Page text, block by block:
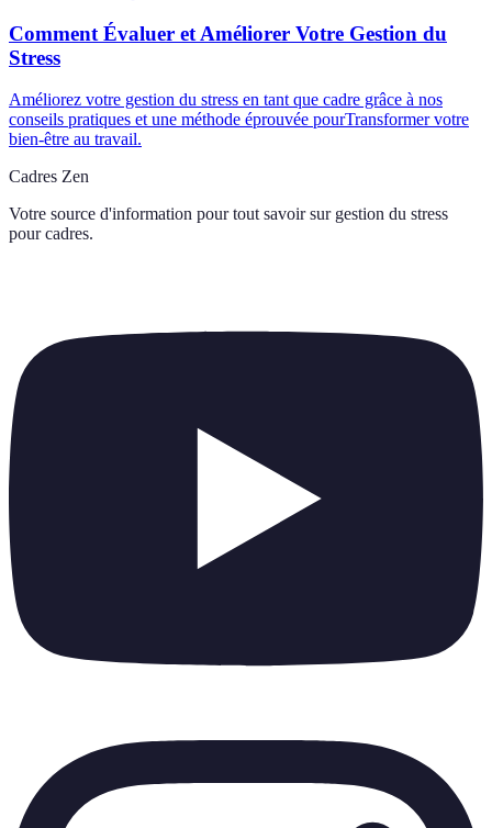
Comment Évaluer et Améliorer Votre Gestion du
Stress
Améliorez votre gestion du stress en tant que cadre grâce à nos
conseils pratiques et une méthode éprouvée pourTransformer votre
bien-être au travail.
Cadres Zen
Votre source d'information pour tout savoir sur gestion du stress
pour cadres.